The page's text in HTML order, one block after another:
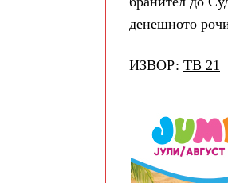
денешното
ИЗВОР: ТВ 21